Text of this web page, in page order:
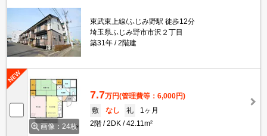
東武東上線/ふじみ野駅 徒歩12分
埼玉県ふじみ野市市沢２丁目
築31年
2階建
画像：24枚
7.7万円(管理費等：6,000円)
敷
なし 礼
1ヶ月
2階
2DK 42.11m²